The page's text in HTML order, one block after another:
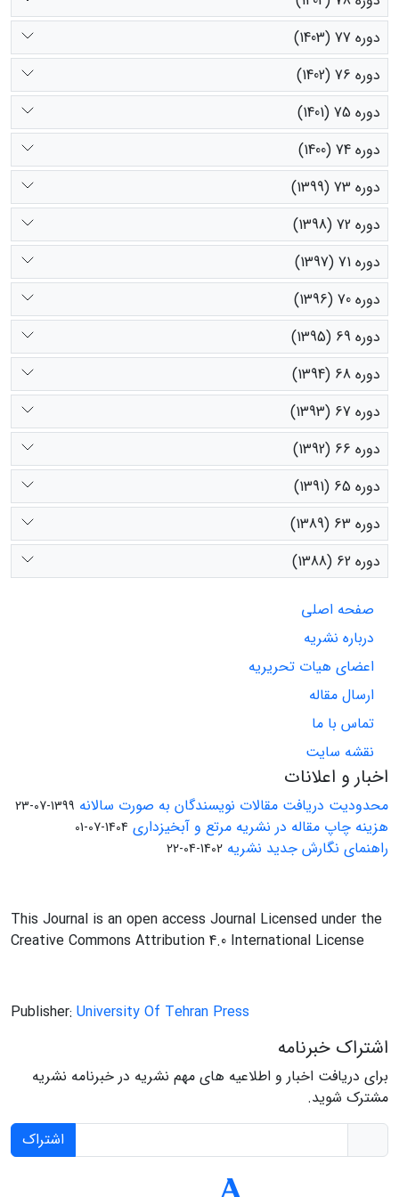
دوره 77 (1403)
دوره 76 (1402)
دوره 75 (1401)
دوره 74 (1400)
دوره 73 (1399)
دوره 72 (1398)
دوره 71 (1397)
دوره 70 (1396)
دوره 69 (1395)
دوره 68 (1394)
دوره 67 (1393)
دوره 66 (1392)
دوره 65 (1391)
دوره 63 (1389)
دوره 62 (1388)
صفحه اصلی
درباره نشریه
اعضای هیات تحریریه
ارسال مقاله
تماس با ما
نقشه سایت
اخبار و اعلانات
محدودیت دریافت مقالات نویسندگان به صورت سالانه 1399-07-23
هزینه چاپ مقاله در نشریه مرتع و آبخیزداری 1404-07-01
راهنمای نگارش جدید نشریه 1402-04-22
This Journal is an open access Journal Licensed under the
Creative Commons Attribution 4.0 International License
Publisher: University Of Tehran Press
اشتراک خبرنامه
برای دریافت اخبار و اطلاعیه های مهم نشریه در خبرنامه نشریه
مشترک شوید.
اشتراک